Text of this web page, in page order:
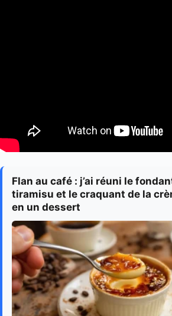
Flan au café : j’ai réuni le
tiramisu et le craquant de la
en un dessert